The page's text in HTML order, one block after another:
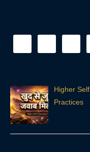
Higher
Practices